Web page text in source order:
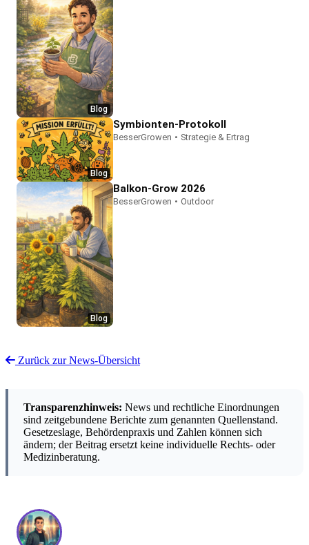
Blog
Blog
Symbionten-Protokoll
BesserGrowen • Strategie & Ertrag
Blog
Balkon-Grow 2026
BesserGrowen • Outdoor
Zurück zur News-Übersicht
Transparenzhinweis: News und rechtliche Einordnungen
sind zeitgebundene Berichte zum genannten Quellenstand.
Gesetzeslage, Behördenpraxis und Zahlen können sich
ändern; der Beitrag ersetzt keine individuelle Rechts- oder
Medizinberatung.